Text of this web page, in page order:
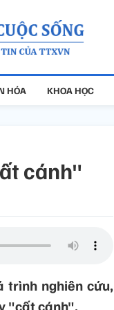
HÓA KHOA HỌC
cánh"
trình nghiên cứu,
"cất cánh".